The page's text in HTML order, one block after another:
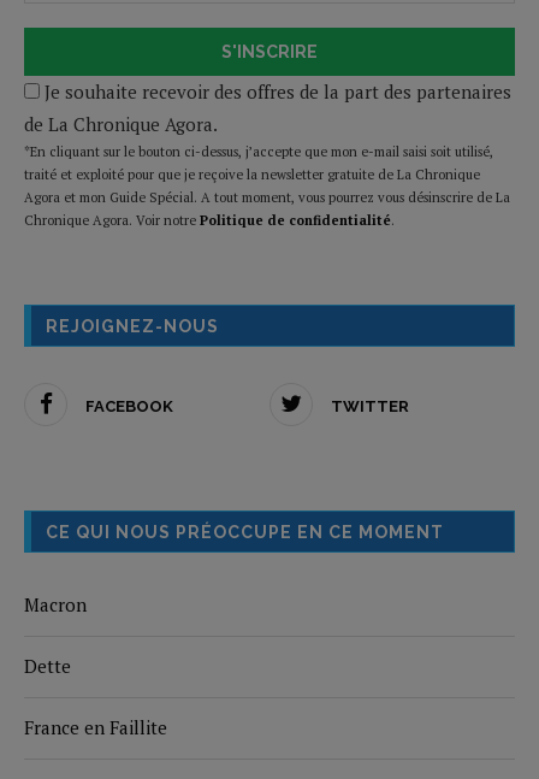
S'INSCRIRE
Je souhaite recevoir des offres de la part des partenaires
de La Chronique Agora.
*En cliquant sur le bouton ci-dessus, j’accepte que mon e-mail saisi soit utilisé,
traité et exploité pour que je reçoive la newsletter gratuite de La Chronique
Agora et mon Guide Spécial. A tout moment, vous pourrez vous désinscrire de La
Chronique Agora. Voir notre Politique de confidentialité.
REJOIGNEZ-NOUS
FACEBOOK TWITTER
CE QUI NOUS PRÉOCCUPE EN CE MOMENT
Macron
Dette
France en Faillite